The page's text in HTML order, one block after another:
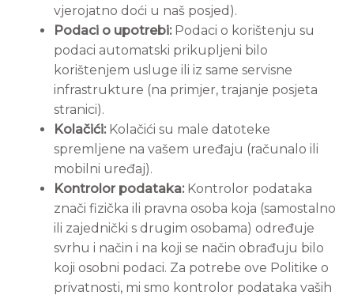
vjerojatno doći u naš posjed).
Podaci o upotrebi:Podaci o korištenju su
podaci automatski prikupljeni bilo
korištenjem usluge ili iz same servisne
infrastrukture (na primjer, trajanje posjeta
stranici).
Kolačići:Kolačići su male datoteke
spremljene na vašem uređaju (računalo ili
mobilni uređaj).
Kontrolor podataka:Kontrolor podataka
znači fizička ili pravna osoba koja (samostalno
ili zajednički s drugim osobama) određuje
svrhu i način i na koji se način obrađuju bilo
koji osobni podaci. Za potrebe ove Politike o
privatnosti, mi smo kontrolor podataka vaših